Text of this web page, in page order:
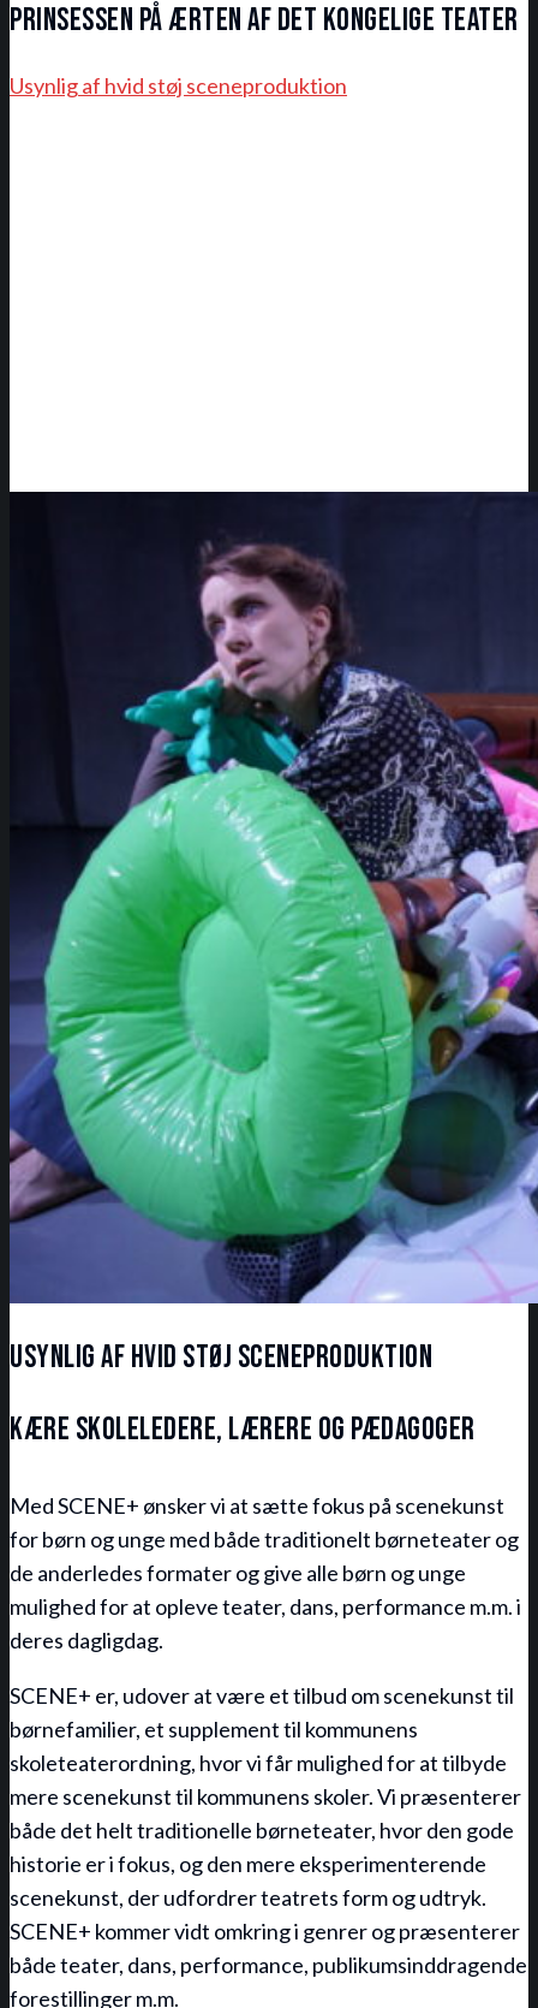
Prinsessen på ærten af Det Kongelige Teater
Usynlig af hvid støj sceneproduktion
Usynlig af hvid støj sceneproduktion
KÆRE SKOLELEDERE, LÆRERE OG PÆDAGOGER
Med SCENE+ ønsker vi at sætte fokus på scenekunst
for børn og unge med både traditionelt børneteater og
de anderledes formater og give alle børn og unge
mulighed for at opleve teater, dans, performance m.m. i
deres dagligdag.
SCENE+ er, udover at være et tilbud om scenekunst til
børnefamilier, et supplement til kommunens
skoleteaterordning, hvor vi får mulighed for at tilbyde
mere scenekunst til kommunens skoler. Vi præsenterer
både det helt traditionelle børneteater, hvor den gode
historie er i fokus, og den mere eksperimenterende
scenekunst, der udfordrer teatrets form og udtryk.
SCENE+ kommer vidt omkring i genrer og præsenterer
både teater, dans, performance, publikumsinddragende
forestillinger m.m.